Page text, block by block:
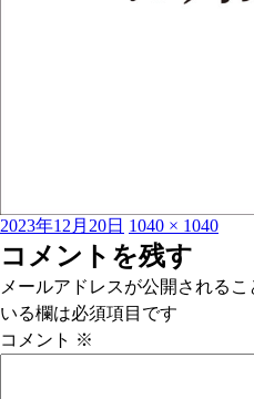
投
稿
日:
2023年12月20日 フ
ル
サ
イ
ズ
1040 × 1040
コメントを残す
メールアドレスが公開されるこ
いる欄は必須項目です
コメント ※